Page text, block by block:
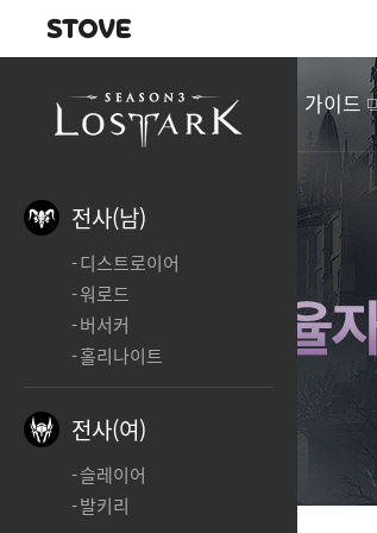
새소식 게임정보 가이드
전사(남)
디스트로이어
워로드
버서커
홀리나이트
전사(여)
슬레이어
발키리